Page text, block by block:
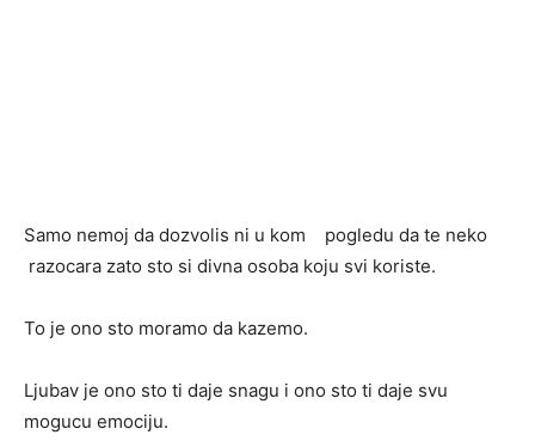
Samo nemoj da dozvolis ni u kom pogledu da te neko
razocara zato sto si divna osoba koju svi koriste.
To je ono sto moramo da kazemo.
Ljubav je ono sto ti daje snagu i ono sto ti daje svu
mogucu emociju.